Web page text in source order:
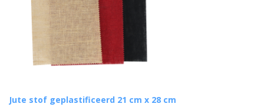
Jute stof geplastificeerd 21 cm x 28 cm